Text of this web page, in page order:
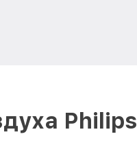
Philips